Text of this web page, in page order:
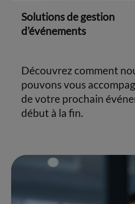
Solutions de gestion
d’événements
Découvrez comment
pouvons vous
de votre prochain
début à la fin.